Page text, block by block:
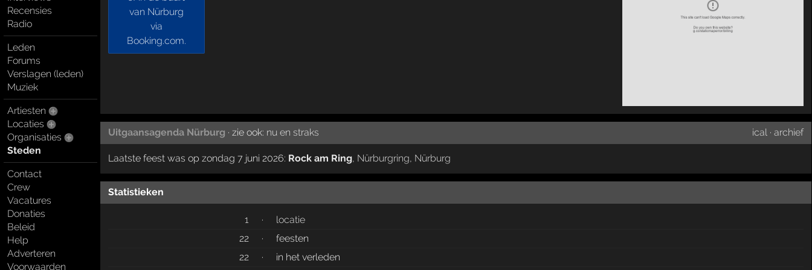
Recensies
Radio
Leden
Forums
Verslagen (leden)
Muziek
Artiesten
Locaties
Organisaties
Steden
Contact
Crew
Vacatures
Donaties
Beleid
Help
Adverteren
Voorwaarden
Uitgaansagenda Nürburg · zie ook: nu en straks ical ·archief
Laatste feest was op zondag 7 juni 2026: Rock am Ring, Nürburgring, Nürburg
Statistieken
1 ·
locatie
22
·
feesten
22
· in het verleden